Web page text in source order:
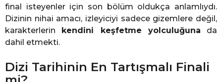
final isteyenler için son bölüm oldukça anlamlıydı.
Dizinin nihai amacı, izleyiciyi sadece gizemlere değil,
karakterlerin kendini keşfetme yolculuğuna da
dahil etmekti.
Dizi Tarihinin En Tartışmalı Finali